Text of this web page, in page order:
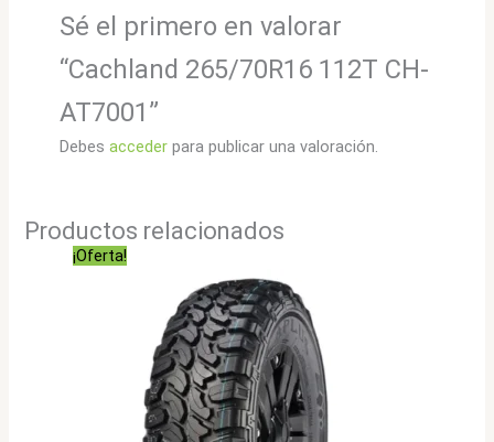
Sé el primero en valorar
“Cachland 265/70R16 112T CH-
AT7001”
Debes accederpara publicar una valoración.
Productos relacionados
¡Oferta!